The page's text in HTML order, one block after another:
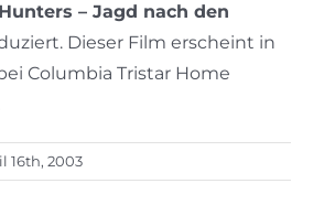
– Jagd nach den
Dieser Film erscheint in
Columbia Tristar Home
16th, 2003